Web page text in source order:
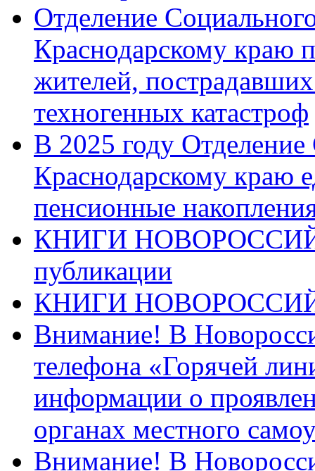
Отделение
Краснодарскому краю
жителей,
техногенных катастроф
В 2025 году
Краснодарскому краю
пенсионные
КНИГИ
публикации
КНИГИ
Внимание! В
телефона «Горячей
информации о
органах местного
Внимание! В